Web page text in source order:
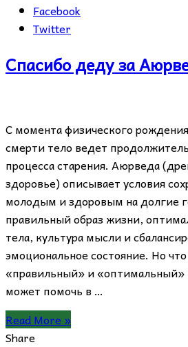
Facebook
Twitter
Спасибо деду за
С момента физического
смерти тело ведет
процесса старения. Аюрведа
здоровье) описывает условия
молодым и здоровым на долгие
правильный образ жизни,
тела, культура мысли и
эмоциональное состояние. Но
«правильный» и
может помочь в …
Read More »
Share